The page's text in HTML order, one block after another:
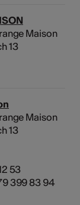
Maison
13
Maison
13
53
399 83 94